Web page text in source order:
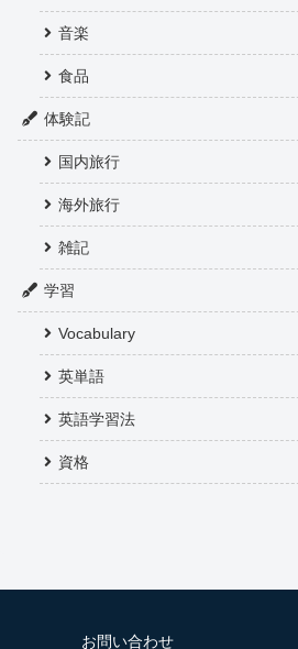
音楽
食品
体験記
国内旅行
海外旅行
雑記
学習
Vocabulary
英単語
英語学習法
資格
お問い合わせ